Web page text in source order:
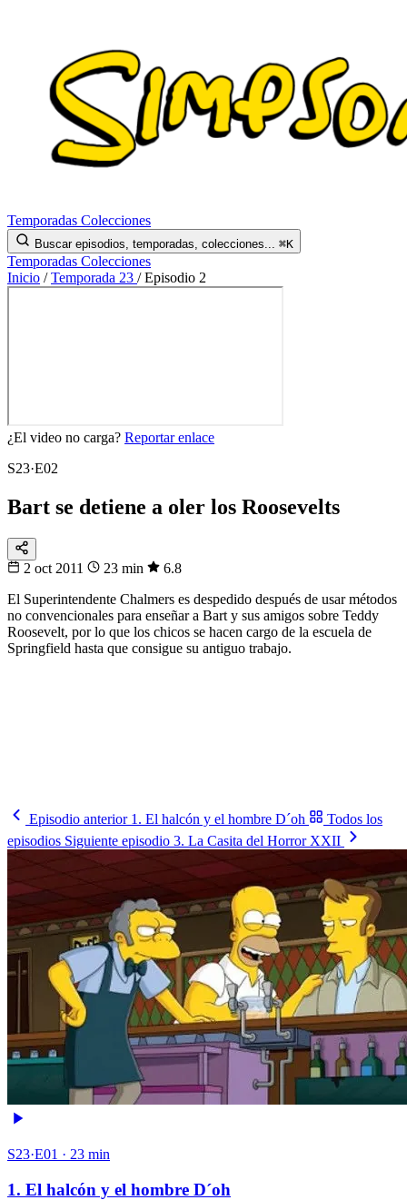
Temporadas Colecciones
Buscar episodios, temporadas, colecciones... ⌘K
Temporadas Colecciones
Inicio / Temporada 23 / Episodio 2
¿El video no carga? Reportar enlace
S23·E02
Bart se detiene a oler los Roosevelts
2 oct 2011 23 min
6.8
El Superintendente Chalmers es despedido después de usar métodos
no convencionales para enseñar a Bart y sus amigos sobre Teddy
Roosevelt, por lo que los chicos se hacen cargo de la escuela de
Springfield hasta que consigue su antiguo trabajo.
Episodio anterior 1. El halcón y el hombre D´oh
Todos los
episodios Siguiente episodio 3. La Casita del Horror XXII
S23·E01 · 23 min
1. El halcón y el hombre D´oh